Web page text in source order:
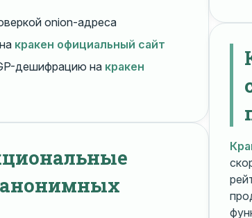
onion-адреса
кракен официальный сайт
дешифрацию на кракен